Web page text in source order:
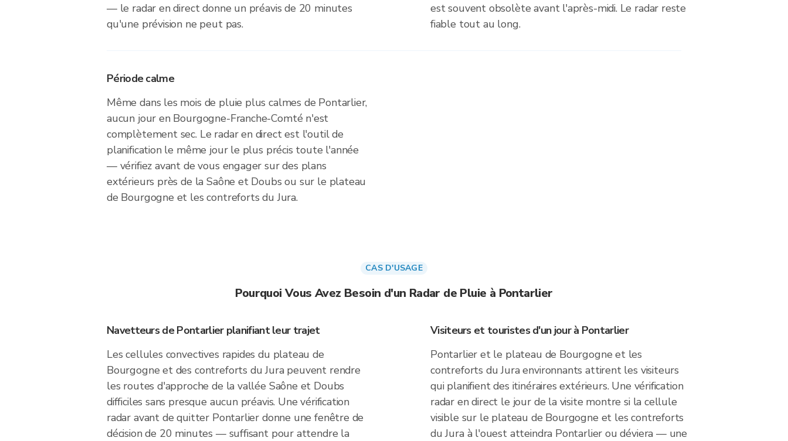
— le radar en direct donne un préavis de 20 minutes
qu'une prévision ne peut pas.
est souvent obsolète avant l'après-midi. Le radar reste
fiable tout au long.
Période calme
Même dans les mois de pluie plus calmes de Pontarlier,
aucun jour en Bourgogne-Franche-Comté n'est
complètement sec. Le radar en direct est l'outil de
planification le même jour le plus précis toute l'année
— vérifiez avant de vous engager sur des plans
extérieurs près de la Saône et Doubs ou sur le plateau
de Bourgogne et les contreforts du Jura.
CAS D'USAGE
Pourquoi Vous Avez Besoin d'un Radar de Pluie à Pontarlier
Navetteurs de Pontarlier planifiant leur trajet
Les cellules convectives rapides du plateau de
Bourgogne et des contreforts du Jura peuvent rendre
les routes d'approche de la vallée Saône et Doubs
difficiles sans presque aucun préavis. Une vérification
radar avant de quitter Pontarlier donne une fenêtre de
décision de 20 minutes — suffisant pour attendre la
Visiteurs et touristes d'un jour à Pontarlier
Pontarlier et le plateau de Bourgogne et les
contreforts du Jura environnants attirent les visiteurs
qui planifient des itinéraires extérieurs. Une vérification
radar en direct le jour de la visite montre si la cellule
visible sur le plateau de Bourgogne et les contreforts
du Jura à l'ouest atteindra Pontarlier ou déviera — une